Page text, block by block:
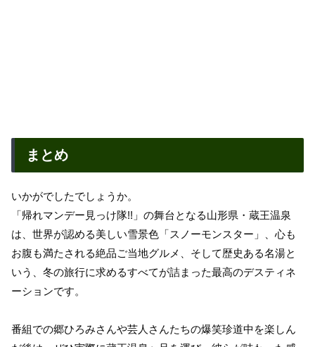
まとめ
いかがでしたでしょうか。
「帰れマンデー見っけ隊!!」の舞台となる山形県・蔵王温泉
は、世界が認める美しい雪景色「スノーモンスター」、心も
お腹も満たされる絶品ご当地グルメ、そして歴史ある名湯と
いう、冬の旅行に求めるすべてが詰まった最高のデスティネ
ーションです。
番組での郷ひろみさんや芸人さんたちの爆笑珍道中を楽しん